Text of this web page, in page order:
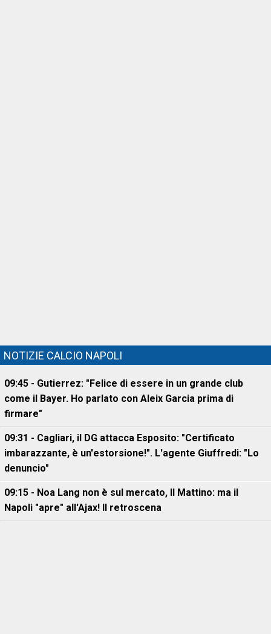
NOTIZIE CALCIO NAPOLI
09:45 - Gutierrez: "Felice di essere in un grande club
come il Bayer. Ho parlato con Aleix Garcia prima di
firmare"
09:31 - Cagliari, il DG attacca Esposito: "Certificato
imbarazzante, è un'estorsione!". L'agente Giuffredi: "Lo
denuncio"
09:15 - Noa Lang non è sul mercato, Il Mattino: ma il
Napoli "apre" all'Ajax! Il retroscena